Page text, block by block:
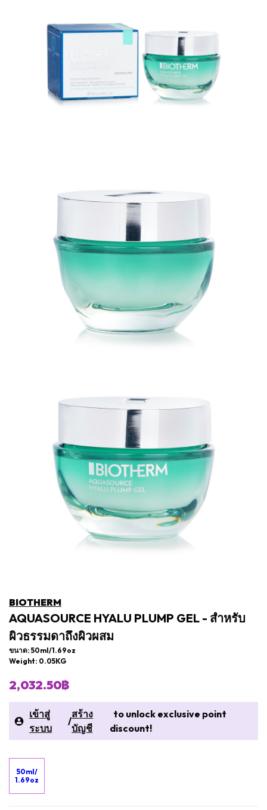
BIOTHERM
AQUASOURCE HYALU PLUMP GEL - สำหรับ
ผิวธรรมดาถึงผิวผสม
ขนาด: 50ml/1.69oz
Weight: 0.05KG
2,032.50฿
เข้าสู่
ระบบ
/
สร้าง
บัญชี
to unlock exclusive point
discount!
50ml/
1.69oz